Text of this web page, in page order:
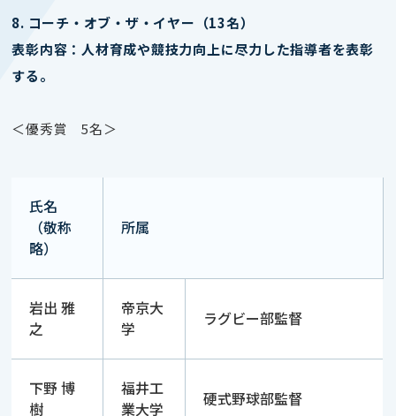
8. コーチ・オブ・ザ・イヤー（13名）
表彰内容：人材育成や競技力向上に尽力した指導者を表彰
する。
＜優秀賞 5名＞
氏名
（敬称
略）
所属
岩出 雅
之
帝京大
学
ラグビー部監督
下野 博
樹
福井工
業大学
硬式野球部監督